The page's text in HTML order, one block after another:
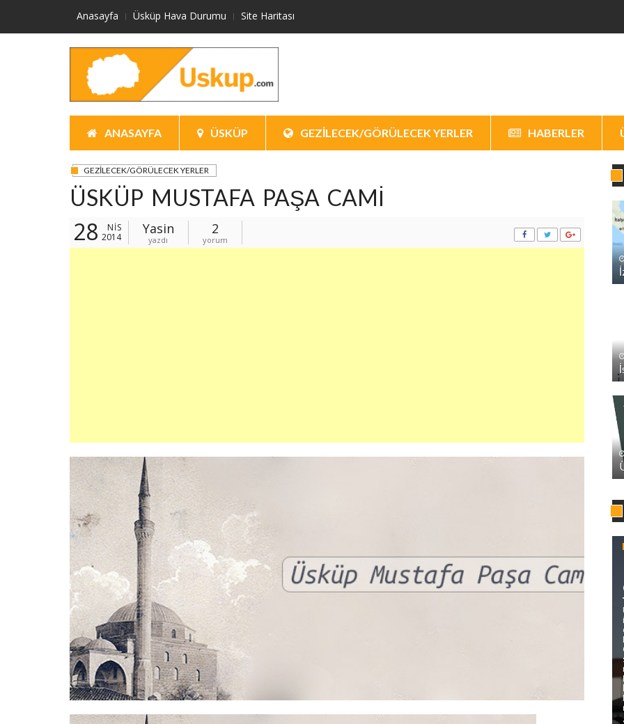
Anasayfa Üsküp Hava Durumu Site Haritası
ANASAYFA ÜSKÜP GEZILECEK/GÖRÜLECEK YERLER HABERLER
GEZILECEK/GÖRÜLECEK YERLER
ÜSKÜP MUSTAFA PAŞA CAMI
28
NIS
2014
Yasin
yazdı
2
yorum